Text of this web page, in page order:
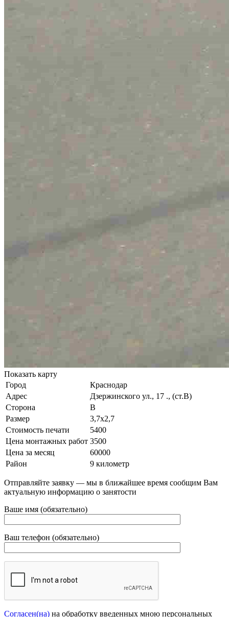
Показать карту
Город
Краснодар
Адрес
Дзержинского ул., 17 ., (ст.В)
Сторона
В
Размер
3,7х2,7
Стоимость печати
5400
Цена монтажных работ 3500
Цена за месяц
60000
Район
9 километр
Отправляйте заявку — мы в ближайшее время сообщим Вам
актуальную информацию о занятости
Ваше имя (обязательно)
Ваш телефон (обязательно)
Согласен(на) на обработку введенных мною персональных